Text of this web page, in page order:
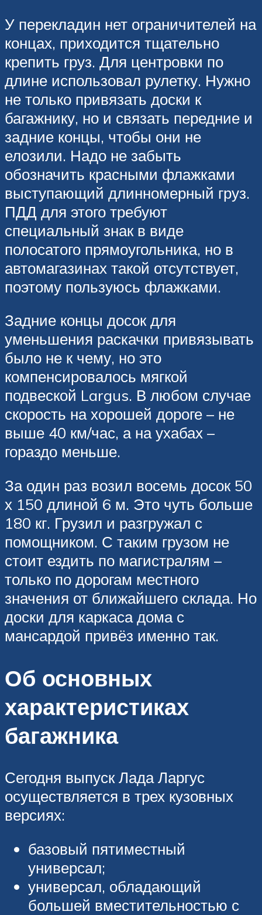
У перекладин нет ограничителей на
концах, приходится тщательно
крепить груз. Для центровки по
длине использовал рулетку. Нужно
не только привязать доски к
багажнику, но и связать передние и
задние концы, чтобы они не
елозили. Надо не забыть
обозначить красными флажками
выступающий длинномерный груз.
ПДД для этого требуют
специальный знак в виде
полосатого прямоугольника, но в
автомагазинах такой отсутствует,
поэтому пользуюсь флажками.
Задние концы досок для
уменьшения раскачки привязывать
было не к чему, но это
компенсировалось мягкой
подвеской Largus. В любом случае
скорость на хорошей дороге – не
выше 40 км/час, а на ухабах –
гораздо меньше.
За один раз возил восемь досок 50
х 150 длиной 6 м. Это чуть больше
180 кг. Грузил и разгружал с
помощником. С таким грузом не
стоит ездить по магистралям –
только по дорогам местного
значения от ближайшего склада. Но
доски для каркаса дома с
мансардой привёз именно так.
Об основных
характеристиках
багажника
Сегодня выпуск Лада Ларгус
осуществляется в трех кузовных
версиях:
базовый пятиместный
универсал;
универсал, обладающий
большей вместительностью с